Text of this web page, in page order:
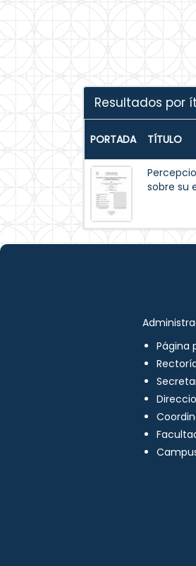
Resultados por
PORTADA TÍTULO
sobre su
Página